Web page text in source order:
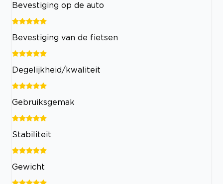
Bevestiging op de auto
Bevestiging van de fietsen
Degelijkheid/kwaliteit
Gebruiksgemak
Stabiliteit
Gewicht